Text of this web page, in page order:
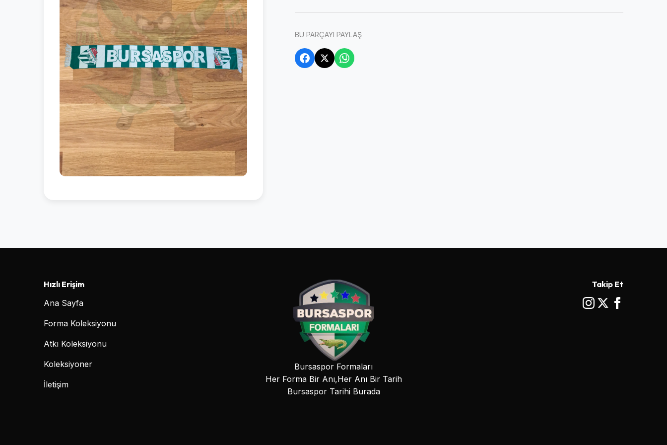
BU PARÇAYI PAYLAŞ
Hızlı Erişim
Ana Sayfa
Forma Koleksiyonu
Atkı Koleksiyonu
Koleksiyoner
İletişim
Bursaspor Formaları
Her Forma Bir Anı,Her Anı Bir Tarih
Bursaspor Tarihi Burada
Takip Et